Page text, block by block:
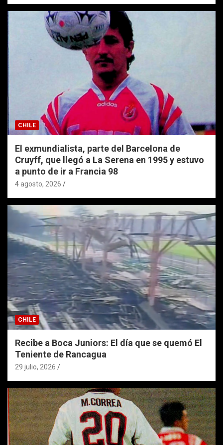
CHILE
El exmundialista, parte del Barcelona de
Cruyff, que llegó a La Serena en 1995 y estuvo
a punto de ir a Francia 98
4 agosto, 2026
CHILE
Recibe a Boca Juniors: El día que se quemó El
Teniente de Rancagua
29 julio, 2026